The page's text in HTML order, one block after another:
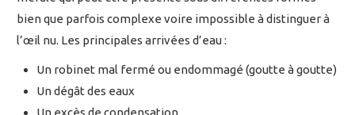
bien que parfois complexe voire impossible à distinguer à
l’œil nu. Les principales arrivées d’eau :
Un robinet mal fermé ou endommagé (goutte à goutte)
Un dégât des eaux
Un excès de condensation